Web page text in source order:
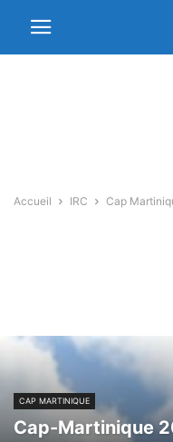
Accueil IRC Cap
CAP MARTINIQUE
Cap-Martinique